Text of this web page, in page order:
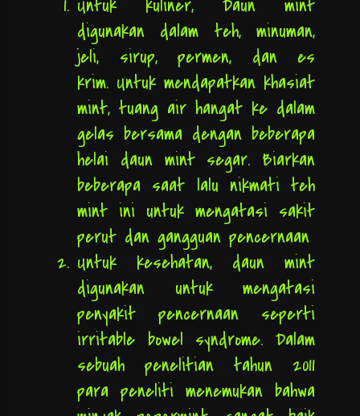
Untuk kuliner, Daun mint
digunakan dalam teh, minuman,
jeli, sirup, permen, dan es
krim. Untuk mendapatkan khasiat
mint, tuang air hangat ke dalam
gelas bersama dengan beberapa
helai daun mint segar. Biarkan
beberapa saat lalu nikmati teh
mint ini untuk mengatasi sakit
perut dan gangguan pencernaan
Untuk kesehatan, daun mint
digunakan untuk mengatasi
penyakit pencernaan seperti
irritable bowel syndrome. Dalam
sebuah penelitian tahun 2011
para peneliti menemukan bahwa